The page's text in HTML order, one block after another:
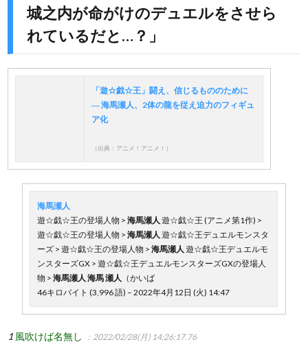
城之内が命がけのデュエルをさせら
れているだと…？」
「遊☆戯☆王」闘え、信じるもののために
― 海馬瀬人、2体の龍を従え迫力のフィギュ
ア化
（出典：アニメ！アニメ！）
海馬瀬人
遊☆戯☆王の登場人物 >海馬瀬人 遊☆戯☆王 (アニメ第1作) >
遊☆戯☆王の登場人物 >海馬瀬人 遊☆戯☆王デュエルモンスタ
ーズ > 遊☆戯☆王の登場人物 >海馬瀬人 遊☆戯☆王デュエルモ
ンスターズGX > 遊☆戯☆王デュエルモンスターズGXの登場人
物 >海馬瀬人 海馬瀬人 （かいば
46キロバイト (3,996 語) – 2022年4月12日 (火) 14:47
1 風吹けば名無し ：2022/02/28(月) 14:26:17.76